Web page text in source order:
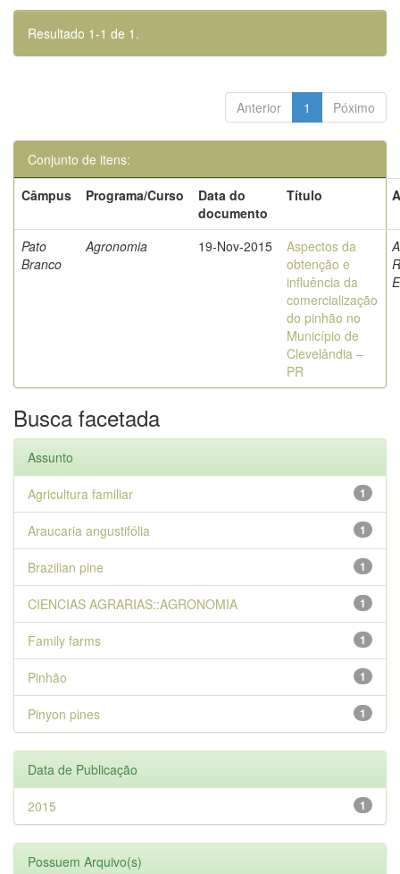
Resultado 1-1 de 1.
Anterior 1 Póximo
Conjunto de itens:
Câmpus
Programa/Curso
Data do
documento
Título
Pato
Branco
Agronomia 19-Nov-2015
Aspectos da
obtenção e
influência da
comercialização
do pinhão no
Município de
Clevelândia –
PR
Busca facetada
Assunto
1
Agricultura familiar
1
Araucaria angustifólia
1
Brazilian pine
1
CIENCIAS AGRARIAS::AGRONOMIA
1
Family farms
1
Pinhão
1
Pinyon pines
Data de Publicação
1
2015
Possuem Arquivo(s)